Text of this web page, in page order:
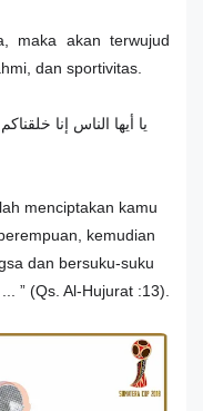
maka akan terwujud
dan sportivitas.
يا أيها الناس إنا
menciptakan kamu
kemudian
dan bersuku-suku
” (Qs. Al-Hujurat :13).